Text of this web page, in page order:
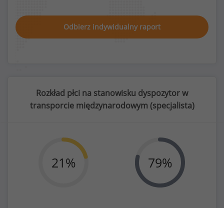
Odbierz indywidualny raport
Rozkład płci na stanowisku dyspozytor w
transporcie międzynarodowym (specjalista)
21% 79%